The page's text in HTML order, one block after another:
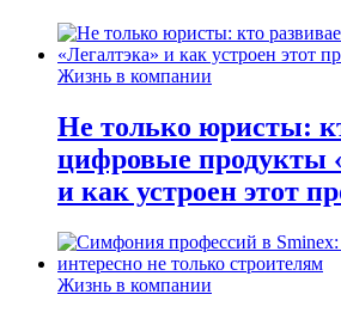
Жизнь в компании
Не только юристы:
цифровые продукты
и как устроен этот
Жизнь в компании